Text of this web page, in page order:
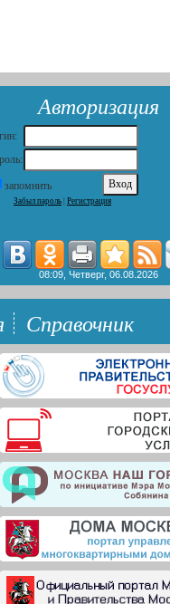
Авторизация
запомнить
Забыл пароль Регистрация
08:09, Четверг, 06.08.2026
Справочник